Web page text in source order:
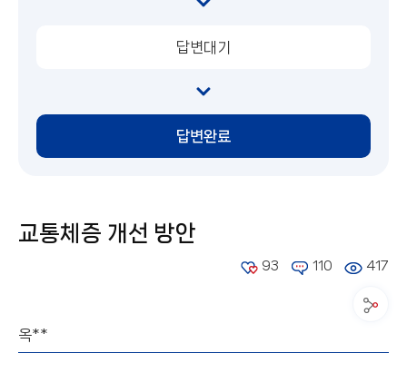
답변대기
답변완료
교통체증 개선 방안
93 110 417
옥**